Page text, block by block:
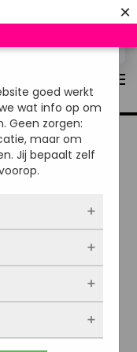
×
HODR HANDMADE
goed werkt
wat info op om
Geen zorgen:
maar om
Jij bepaalt zelf
de website
actief en
worden
zoals
je
je browser
blokkeert of je
onze site
vandaan
zijn. Zo
gegevens.